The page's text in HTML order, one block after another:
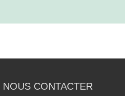
NOUS CONTACTER